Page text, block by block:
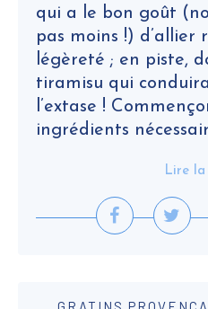
qui a le bon goût
pas moins !)
légèreté ; en piste,
tiramisu qui
l’extase !
ingrédients
Lire la